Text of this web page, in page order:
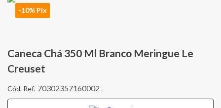
-10% Pix
Caneca Chá 350 Ml Branco Meringue Le
Creuset
70302357160002